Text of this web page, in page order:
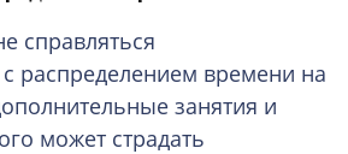
справляться
распределением времени на
занятия и
может страдать